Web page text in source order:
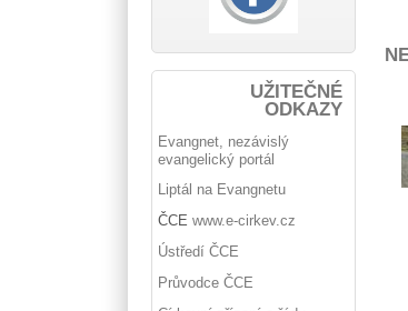
UŽITEČNÉ
ODKAZY
Evangnet, nezávislý
evangelický portál
Liptál na Evangnetu
ČCEwww.e-cirkev.cz
Ústředí ČCE
Průvodce ČCE